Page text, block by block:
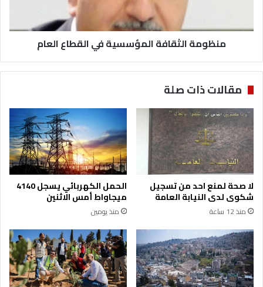
ن
ب
ل
ا
ء
ا
ل
و
ط
ن
ي
:
ا
ل
ق
ي
ث
ف
ا
م
ؤ
س
س
ي
ة
ف
ي
ا
ل
ق
ط
ا
ع
منظومة الثقافة المؤسسية في القطاع العام
مقالات ذات صلة
لا صحة لمنع احد من تسجيل
شكوى لدى النيابة العامة
منذ 12 ساعة
الحمل الكهربائي يسجل 4140
ميجاواط أمس الاثنين
منذ يومين